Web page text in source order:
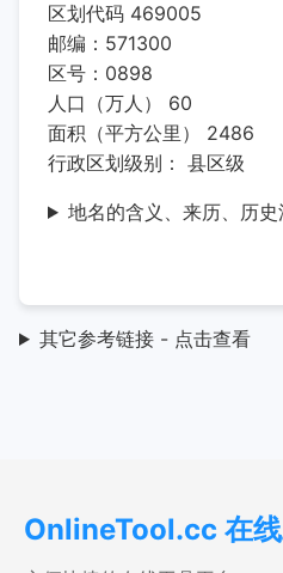
区划代码 469005
邮编：571300
区号：0898
人口（万人） 60
面积（平方公里） 2486
行政区划级别： 县区级
地名的含义、来历、历
其它参考链接 - 点击查看
OnlineTool.cc 在